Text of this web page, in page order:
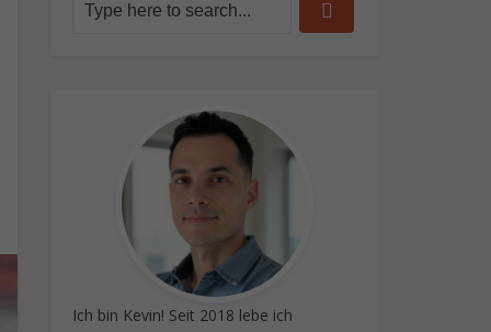
Ich bin Kevin! Seit 2018 lebe ich